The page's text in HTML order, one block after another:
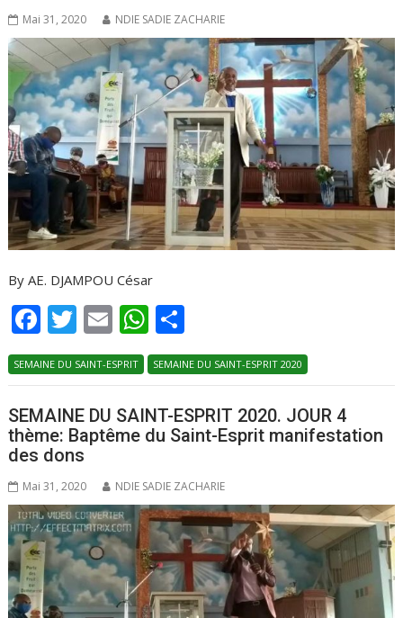
Mai 31, 2020 NDIE SADIE ZACHARIE
By AE. DJAMPOU César
F
ac
e
b
o
o
k
T
w
itt
er
E
m
ai
l
W
h
at
s
A
p
ar
ta
g
er
SEMAINE DU SAINT-ESPRIT SEMAINE DU SAINT-ESPRIT 2020
SEMAINE DU SAINT-ESPRIT 2020. JOUR 4
thème: Baptême du Saint-Esprit manifestation
des dons
Mai 31, 2020 NDIE SADIE ZACHARIE